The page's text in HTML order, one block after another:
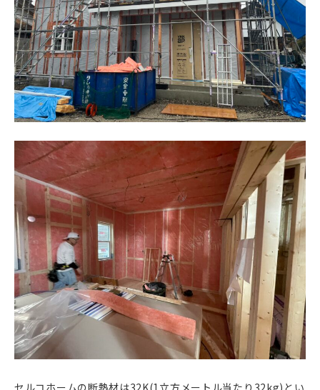
セルコホームの断熱材は32K(1立方メートル当たり32kg)とい